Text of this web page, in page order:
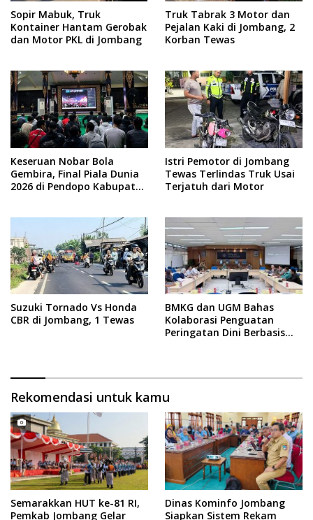
Sopir Mabuk, Truk
Kontainer Hantam Gerobak
dan Motor PKL di Jombang
Truk Tabrak 3 Motor dan
Pejalan Kaki di Jombang, 2
Korban Tewas
Keseruan Nobar Bola
Gembira, Final Piala Dunia
2026 di Pendopo Kabupaten
Istri Pemotor di Jombang
Tewas Terlindas Truk Usai
Terjatuh dari Motor
Suzuki Tornado Vs Honda
CBR di Jombang, 1 Tewas
BMKG dan UGM Bahas
Kolaborasi Penguatan
Peringatan Dini Berbasis
Rekomendasi untuk kamu
Semarakkan HUT ke-81 RI,
Pemkab Jombang Gelar
Dinas Kominfo Jombang
Siapkan Sistem Rekam